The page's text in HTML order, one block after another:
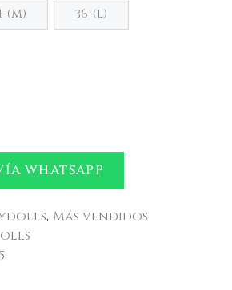
(M) 36-(L)
WHATSAPP
, Más vendidos